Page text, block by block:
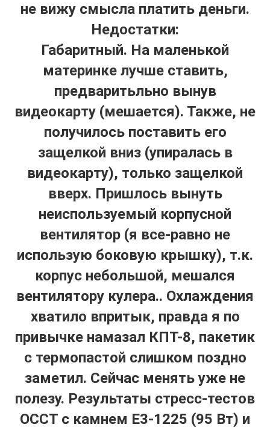
не вижу смысла платить деньги.
Недостатки:
Габаритный. На маленькой
материнке лучше ставить,
предваритьльно вынув
видеокарту (мешается). Также, не
получилось поставить его
защелкой вниз (упиралась в
видеокарту), только защелкой
вверх. Пришлось вынуть
неиспользуемый корпусной
вентилятор (я все-равно не
использую боковую крышку), т.к.
корпус небольшой, мешался
вентилятору кулера.. Охлаждения
хватило впритык, правда я по
привычке намазал КПТ-8, пакетик
с термопастой слишком поздно
заметил. Сейчас менять уже не
полезу. Результаты стресс-тестов
OCCT с камнем E3-1225 (95 Вт) и